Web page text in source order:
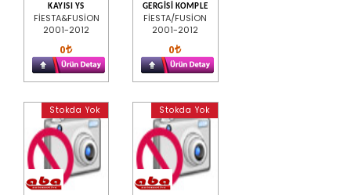
KAYISI YS
FİESTA&FUSİON
2001-2012
0
GERGİSİ KOMPLE
FİESTA/FUSİON
2001-2012
0
Stokda Yok Stokda Yok